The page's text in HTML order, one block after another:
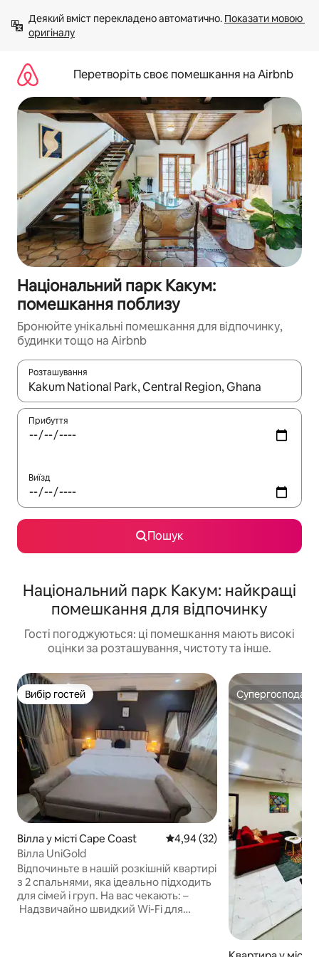
вмісту
Деякий вміст перекладено автоматично. Показати мовою
оригіналу
Перетворіть своє помешкання на Airbnb
Національний парк Какум:
помешкання поблизу
Бронюйте унікальні помешкання для відпочинку,
будинки тощо на Airbnb
Розташування
Отримавши результати пошуку, використовуйте для
Прибуття
Виїзд
Пошук
Національний парк Какум: найкращі
помешкання для відпочинку
Гості погоджуються: ці помешкання мають високі
оцінки за розташування, чистоту та інше.
Вибір гостей
Вибір гостей
Вілла у місті Cape Coast Середня оцінка: 4,94 з 5,
4,94 (32)
Вілла UniGold
Відпочиньте в нашій розкішній квартирі
з 2 спальнями, яка ідеально підходить
для сімей і груп. На вас чекають: –
Надзвичайно швидкий Wi-Fi для
Супергосподар
Супергосподар